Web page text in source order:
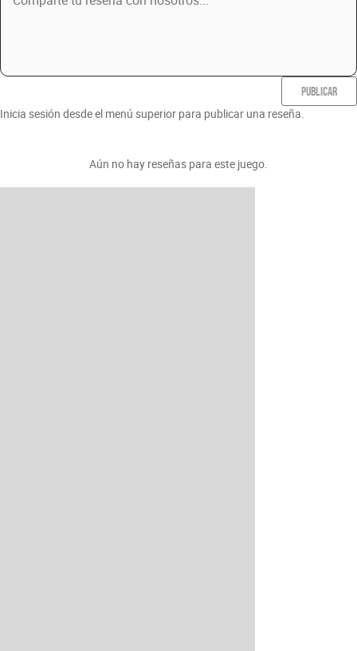
PUBLICAR
Inicia sesión desde el menú superior para publicar una reseña.
Aún no hay reseñas para este juego.